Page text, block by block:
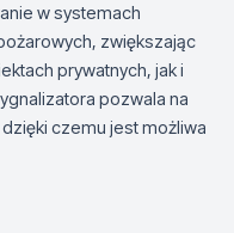
w systemach
zwiększając
prywatnych, jak i
pozwala na
czemu jest możliwa